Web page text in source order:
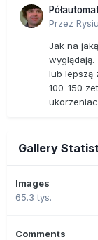
Przez Rysiu
Jak na
wyglądają.
lub lepszą
100-150
Gallery
Images
65.3 tys.
Comments